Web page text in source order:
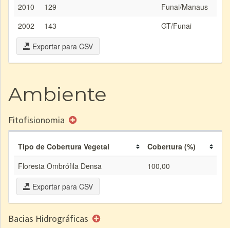
2010
129
Funai/Manaus
2002
143
GT/Funai
Exportar para CSV
Ambiente
Fitofisionomia
Tipo de Cobertura Vegetal
Cobertura (%)
Floresta Ombrófila Densa
100,00
Exportar para CSV
Bacias Hidrográficas